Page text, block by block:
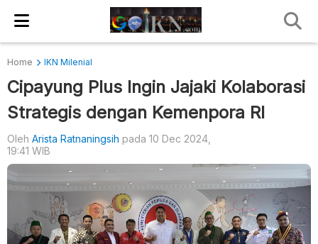
Home IKN Milenial
Cipayung Plus Ingin Jajaki Kolaborasi
Strategis dengan Kemenpora RI
Oleh Arista Ratnaningsih pada 10 Dec 2024,
19:41 WIB